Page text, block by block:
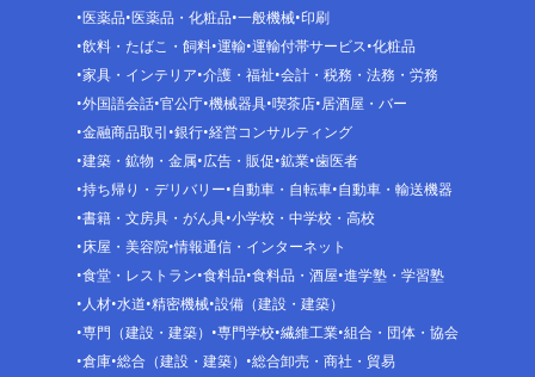
医薬品 医薬品・化粧品 一般機械 印刷
飲料・たばこ・飼料 運輸 運輸付帯サービス 化粧品
家具・インテリア 介護・福祉 会計・税務・法務・労務
外国語会話 官公庁 機械器具 喫茶店 居酒屋・バー
金融商品取引 銀行 経営コンサルティング
建築・鉱物・金属 広告・販促 鉱業 歯医者
持ち帰り・デリバリー 自動車・自転車 自動車・輸送機器
書籍・文房具・がん具 小学校・中学校・高校
床屋・美容院 情報通信・インターネット
食堂・レストラン 食料品 食料品・酒屋 進学塾・学習塾
人材 水道 精密機械 設備（建設・建築）
専門（建設・建築）
専門学校 繊維工業 組合・団体・協会
倉庫 総合（建設・建築）
総合卸売・商社・貿易